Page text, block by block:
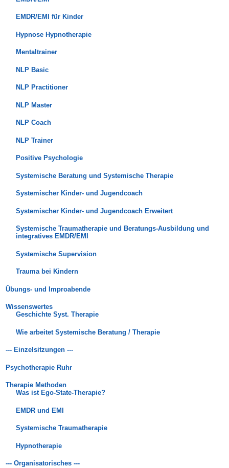
EMDR/EMI für Kinder
Hypnose Hypnotherapie
Mentaltrainer
NLP Basic
NLP Practitioner
NLP Master
NLP Coach
NLP Trainer
Positive Psychologie
Systemische Beratung und Systemische Therapie
Systemischer Kinder- und Jugendcoach
Systemischer Kinder- und Jugendcoach Erweitert
Systemische Traumatherapie und Beratungs-Ausbildung und
integratives EMDR/EMI
Systemische Supervision
Trauma bei Kindern
Übungs- und Improabende
Wissenswertes
Geschichte Syst. Therapie
Wie arbeitet Systemische Beratung / Therapie
--- Einzelsitzungen ---
Psychotherapie Ruhr
Therapie Methoden
Was ist Ego-State-Therapie?
EMDR und EMI
Systemische Traumatherapie
Hypnotherapie
--- Organisatorisches ---